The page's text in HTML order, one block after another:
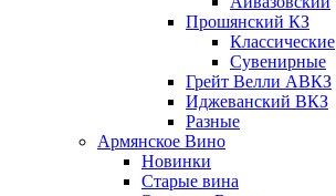
Прошянский КЗ
Классические
Сувенирные
Грейт Велли АВКЗ
Иджеванский ВКЗ
Разные
Армянское Вино
Новинки
Старые вина